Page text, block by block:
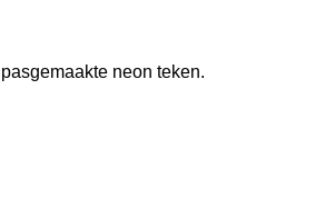
neon teken.